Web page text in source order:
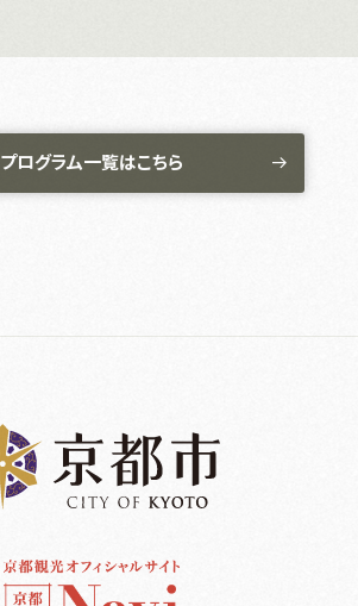
プログラム一覧はこちら